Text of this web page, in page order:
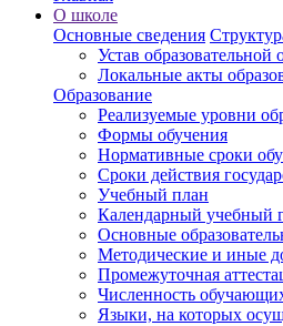
О школе
Основные сведения
Устав образовательной
Локальные акты
Образование
Реализуемые уровни
Формы обучения
Нормативные сроки
Сроки действия
Учебный план
Календарный учебный
Основные
Методические и иные
Промежуточная
Численность
Языки, на которых